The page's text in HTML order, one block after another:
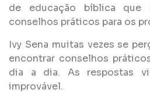
de educação bíblica que
conselhos práticos para os
Ivy Sena muitas vezes se
encontrar conselhos
dia a dia. As respostas
improvável.